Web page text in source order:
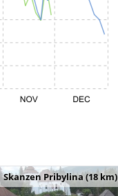
Skanzen Pribylina (18 km)